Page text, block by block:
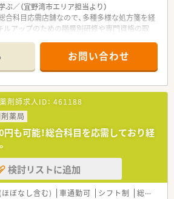
／（宜野湾市エリア担当より）
合科目応需店舗なので、多種多様な処方箋を経
ルアップのための階層別研修や専門資格の取
況について】
を応需する総合科目の薬局です。
しい綺麗な店舗です。
も積極的で、業務効率化と質の高い医療提供
。
人物像について】
なる充実のため、新たな正社員の薬剤師を募集
験し、スキルアップを目指したい方に最適な環
。
き合い、質の高いサービスを提供できる方を
お問い合わせ
薬剤師求人ID： 461188
薬局
円も可能！総合科目を応需しており経
検討リストに追加
ぼなし含む) 車通勤可 シフト制 総合科目